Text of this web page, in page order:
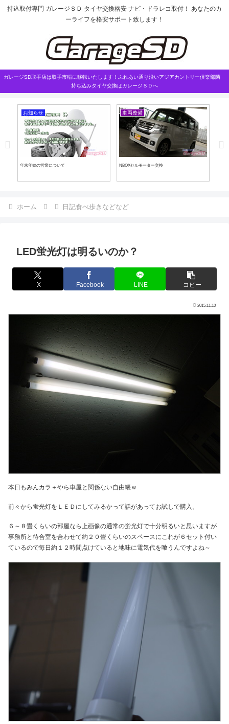
持込取付専門 ガレージＳＤ タイヤ交換格安 ナビ・ドラレコ取付！ あなたのカ
ーライフを格安サポート致します！
ガレージSD取手店は取手市稲に移転いたします！ふれあい通り沿いアジアカントリー俱楽部隣
持ち込みタイヤ交換はガレージＳＤへ
お知らせ
年末年始の営業について
車両整備
NBOXセルモーター交換
ホーム 日記食べ歩きなどなど
LED蛍光灯は明るいのか？
X Facebook LINE コピー
2015.11.10
本日もみんカラ＋やら車屋と関係ない自由帳ｗ
前々から蛍光灯をＬＥＤにしてみるかって話があってお試しで購入。
６～８畳くらいの部屋なら上画像の通常の蛍光灯で十分明るいと思いますが
事務所と待合室を合わせて約２０畳くらいのスペースにこれが６セット付い
ているので毎日約１２時間点けていると地味に電気代を喰うんですよね～